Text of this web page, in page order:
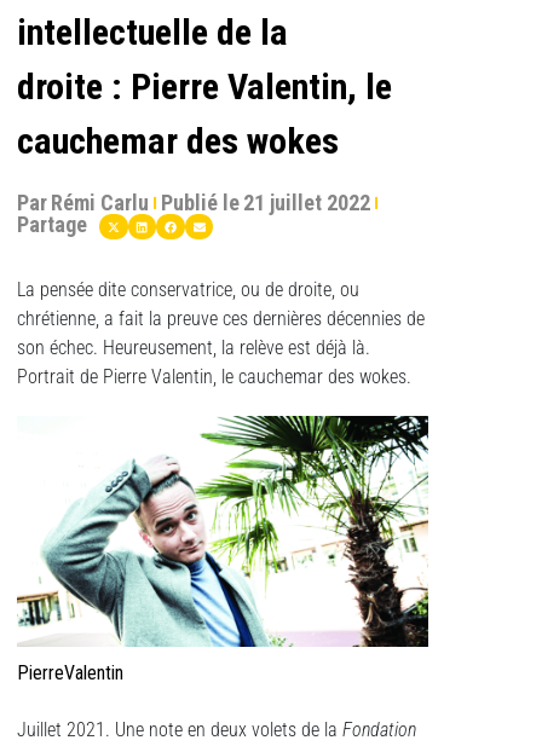
intellectuelle de la
droite : Pierre Valentin, le
cauchemar des wokes
ParRémi Carlu Publié le21 juillet 2022
Partage
La pensée dite conservatrice, ou de droite, ou
chrétienne, a fait la preuve ces dernières décennies de
son échec. Heureusement, la relève est déjà là.
Portrait de Pierre Valentin, le cauchemar des wokes.
PierreValentin
Juillet 2021. Une note en deux volets de la Fondation